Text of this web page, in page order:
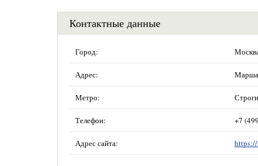
Контактные данные
Город:
Адрес:
Метро:
Телефон: +7
Адрес сайта: